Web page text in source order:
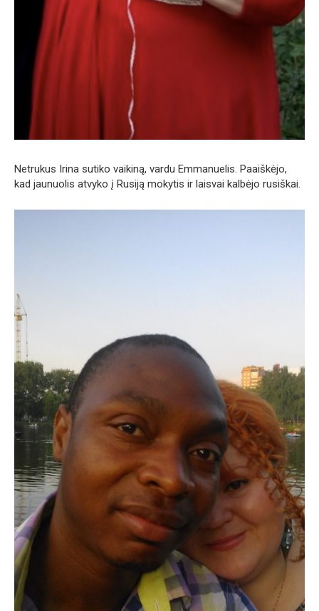
Netrukus Irina sutiko vaikiną, vardu Emmanuelis. Paaiškėjo,
kad jaunuolis atvyko į Rusiją mokytis ir laisvai kalbėjo rusiškai.